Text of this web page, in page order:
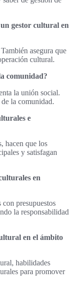
gestor cultural en
asegura que
cultural.
comunidad?
la unión social.
la comunidad.
e
hacen que los
y satisfagan
en
con presupuestos
la responsabilidad
en el ámbito
habilidades
para promover